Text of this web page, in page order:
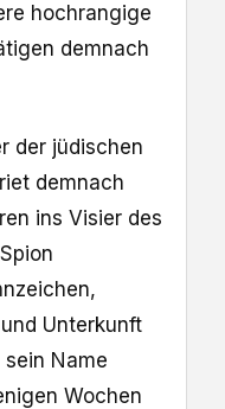
hochrangige
demnach
der jüdischen
demnach
ins Visier des
Unterkunft
sein Name
Wochen